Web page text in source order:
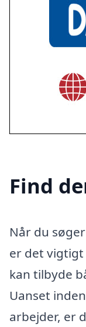
Find
Når du
er det
kan tilbyde
Uanset
arbejder, er